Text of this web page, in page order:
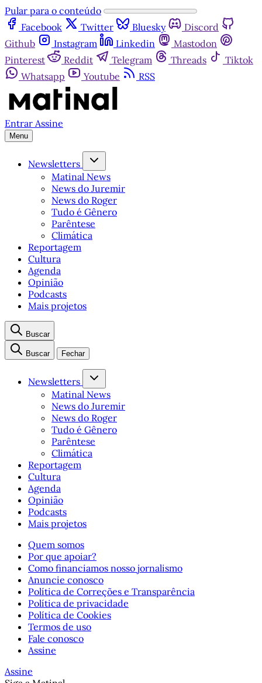
Pular para o conteúdo
Facebook
Twitter Bluesky
Discord
Github
Instagram Linkedin
Mastodon
Pinterest
Reddit Telegram Threads
Tiktok
Whatsapp
Youtube RSS
Entrar Assine
Menu
Newsletters
Matinal News
News do Juremir
News do Roger
Tudo é Gênero
Parêntese
Climática
Reportagem
Cultura
Agenda
Opinião
Podcasts
Mais projetos
Buscar
Buscar Fechar
Newsletters
Matinal News
News do Juremir
News do Roger
Tudo é Gênero
Parêntese
Climática
Reportagem
Cultura
Agenda
Opinião
Podcasts
Mais projetos
Quem somos
Por que apoiar?
Como financiamos nosso jornalismo
Anuncie conosco
Política de Correções e Transparência
Política de privacidade
Política de Cookies
Termos de uso
Fale conosco
Assine
Assine